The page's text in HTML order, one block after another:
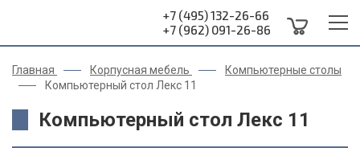
+7 (495) 132-26-66
+7 (962) 091-26-86
Главная Корпусная мебель
Компьютерные столы
Компьютерный стол Лекс 11
Компьютерный стол Лекс 11